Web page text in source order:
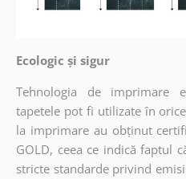
Ecologic și sigur
Tehnologia de imprimare
tapetele pot fi utilizate în
la imprimare au obținut
GOLD, ceea ce indică faptul
stricte standarde privind